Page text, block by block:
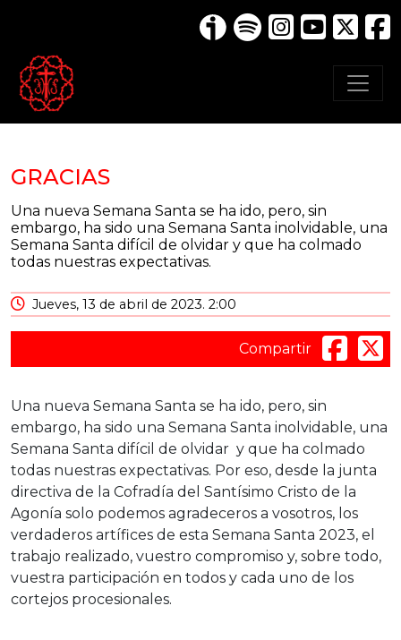
GRACIAS
Una nueva Semana Santa se ha ido, pero, sin
embargo, ha sido una Semana Santa inolvidable, una
Semana Santa difícil de olvidar y que ha colmado
todas nuestras expectativas.
Jueves, 13 de abril de 2023. 2:00
Compartir
Una nueva Semana Santa se ha ido, pero, sin
embargo, ha sido una Semana Santa inolvidable, una
Semana Santa difícil de olvidar y que ha colmado
todas nuestras expectativas. Por eso, desde la junta
directiva de la Cofradía del Santísimo Cristo de la
Agonía solo podemos agradeceros a vosotros, los
verdaderos artífices de esta Semana Santa 2023, el
trabajo realizado, vuestro compromiso y, sobre todo,
vuestra participación en todos y cada uno de los
cortejos procesionales.